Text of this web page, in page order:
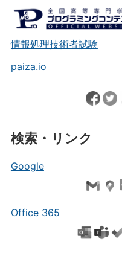
情報処理技術者試験
paiza.io
検索・リンク
Google
Office 365